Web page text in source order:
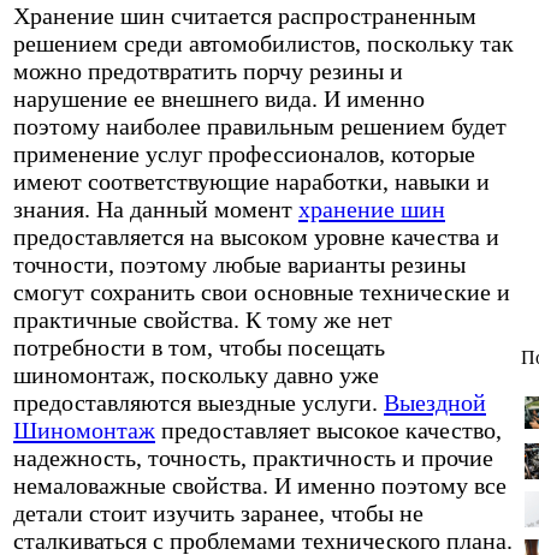
Хранение шин считается распространенным
решением среди автомобилистов, поскольку так
можно предотвратить порчу резины и
нарушение ее внешнего вида. И именно
поэтому наиболее правильным решением будет
применение услуг профессионалов, которые
имеют соответствующие наработки, навыки и
знания. На данный момент хранение шин
предоставляется на высоком уровне качества и
точности, поэтому любые варианты резины
смогут сохранить свои основные технические и
практичные свойства. К тому же нет
потребности в том, чтобы посещать
шиномонтаж, поскольку давно уже
предоставляются выездные услуги. Выездной
Шиномонтаж предоставляет высокое качество,
надежность, точность, практичность и прочие
немаловажные свойства. И именно поэтому все
детали стоит изучить заранее, чтобы не
сталкиваться с проблемами технического плана.